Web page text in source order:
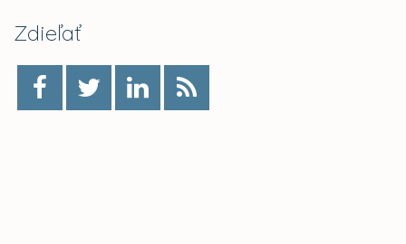
Zdieľať